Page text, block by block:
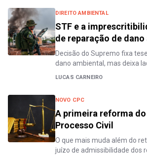
DIREITO AMBIENTAL
STF e a
de reparação de dano
Decisão do Supremo fixa
dano ambiental, mas deixa
LUCAS CARNEIRO
NOVO CPC
A primeira reforma
Processo Civil
O que mais muda além do
juízo de admissibilidade dos